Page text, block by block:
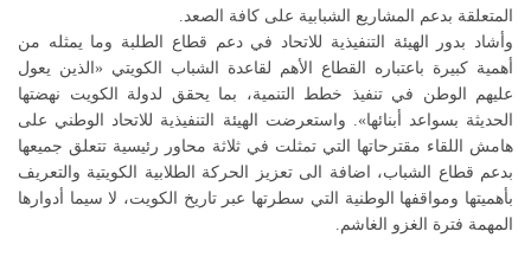
المتعلقة بدعم المشاريع الشبابية على كافة الصعد.
وأشاد بدور الهيئة التنفيذية للاتحاد في دعم قطاع الطلبة وما يمثله من
أهمية كبيرة باعتباره القطاع الأهم لقاعدة الشباب الكويتي «الذين يعول
عليهم الوطن في تنفيذ خطط التنمية، بما يحقق لدولة الكويت نهضتها
الحديثة بسواعد أبنائها». واستعرضت الهيئة التنفيذية للاتحاد الوطني على
هامش اللقاء مقترحاتها التي تمثلت في ثلاثة محاور رئيسية تتعلق جميعها
بدعم قطاع الشباب، اضافة الى تعزيز الحركة الطلابية الكويتية والتعريف
بأهميتها ومواقفها الوطنية التي سطرتها عبر تاريخ الكويت، لا سيما أدوارها
المهمة فترة الغزو الغاشم.